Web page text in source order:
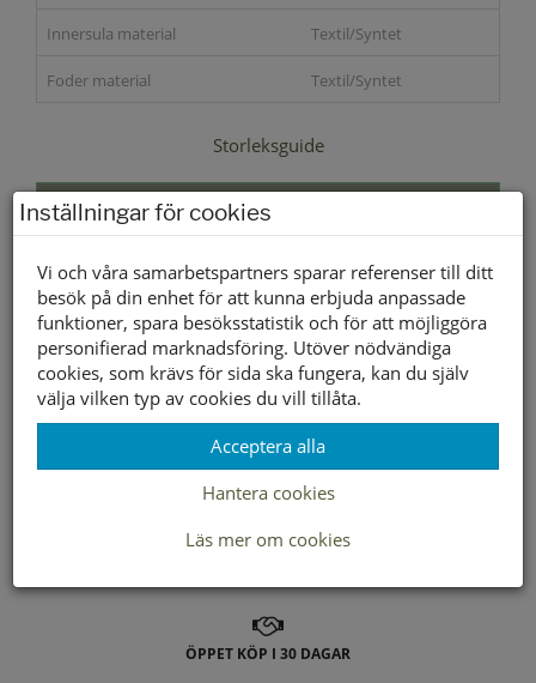
Innersula material Textil/Syntet
Foder material Textil/Syntet
Storleksguide
Slut i webbshopen
Lagerstatus per butik
Butik
Borlänge
Buffert lager
FRAKT 49:-
ÖPPET KÖP I 30 DAGAR
Inställningar för cookies
Vi och våra samarbetspartners sparar referenser till ditt
besök på din enhet för att kunna erbjuda anpassade
funktioner, spara besöksstatistik och för att möjliggöra
personifierad marknadsföring. Utöver nödvändiga
cookies, som krävs för sida ska fungera, kan du själv
välja vilken typ av cookies du vill tillåta.
Acceptera alla
Hantera cookies
Läs mer om cookies